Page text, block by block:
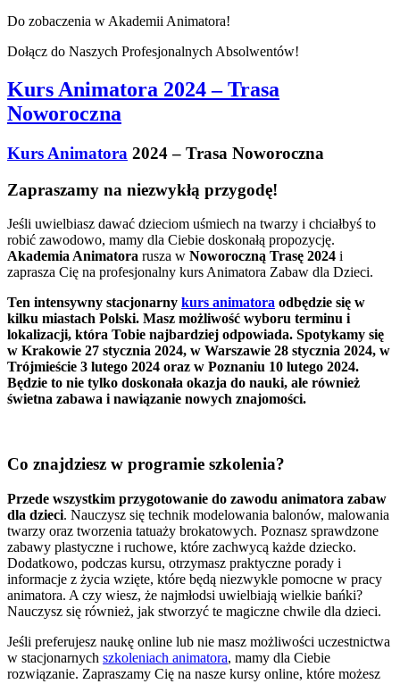
Do zobaczenia w Akademii Animatora!
Dołącz do Naszych Profesjonalnych Absolwentów!
Kurs Animatora 2024 – Trasa
Noworoczna
Kurs Animatora 2024 – Trasa Noworoczna
Zapraszamy na niezwykłą przygodę!
Jeśli uwielbiasz dawać dzieciom uśmiech na twarzy i chciałbyś to
robić zawodowo, mamy dla Ciebie doskonałą propozycję.
Akademia Animatora rusza w Noworoczną Trasę 2024 i
zaprasza Cię na profesjonalny kurs Animatora Zabaw dla Dzieci.
Ten intensywny stacjonarny kurs animatora odbędzie się w
kilku miastach Polski. Masz możliwość wyboru terminu i
lokalizacji, która Tobie najbardziej odpowiada. Spotykamy się
w Krakowie 27 stycznia 2024, w Warszawie 28 stycznia 2024, w
Trójmieście 3 lutego 2024 oraz w Poznaniu 10 lutego 2024.
Będzie to nie tylko doskonała okazja do nauki, ale również
świetna zabawa i nawiązanie nowych znajomości.
Co znajdziesz w programie szkolenia?
Przede wszystkim przygotowanie do zawodu animatora zabaw
dla dzieci. Nauczysz się technik modelowania balonów, malowania
twarzy oraz tworzenia tatuaży brokatowych. Poznasz sprawdzone
zabawy plastyczne i ruchowe, które zachwycą każde dziecko.
Dodatkowo, podczas kursu, otrzymasz praktyczne porady i
informacje z życia wzięte, które będą niezwykle pomocne w pracy
animatora. A czy wiesz, że najmłodsi uwielbiają wielkie bańki?
Nauczysz się również, jak stworzyć te magiczne chwile dla dzieci.
Jeśli preferujesz naukę online lub nie masz możliwości uczestnictwa
w stacjonarnych szkoleniach animatora, mamy dla Ciebie
rozwiązanie. Zapraszamy Cię na nasze kursy online, które możesz